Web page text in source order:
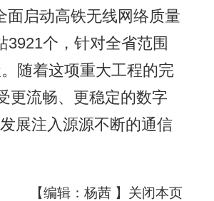
启动高铁无线网络质量
个，针对全省范围
随着这项重大工程的完
更流畅、更稳定的数字
展注入源源不断的通信
【编辑：杨茜 】 关闭本页